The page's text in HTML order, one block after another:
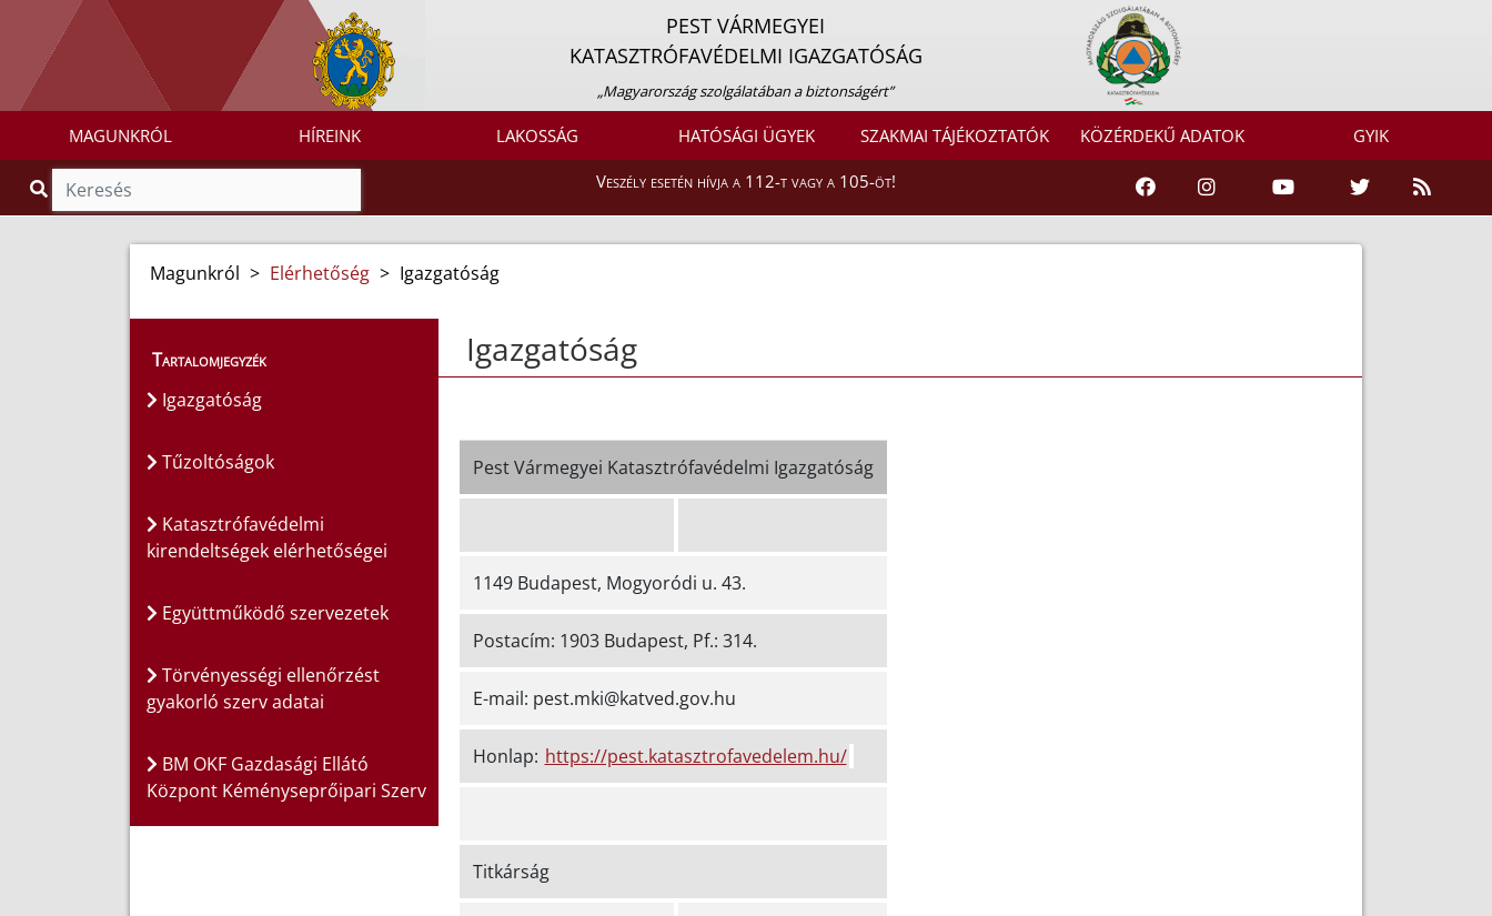
PEST VÁRMEGYEI
KATASZTRÓFAVÉDELMI IGAZGATÓSÁG
„Magyarország szolgálatában a biztonságért”
MAGUNKRÓL HÍREINK LAKOSSÁG HATÓSÁGI ÜGYEK SZAKMAI TÁJÉKOZTATÓK KÖZÉRDEKŰ ADATOK GYIK
Veszély esetén hívja a 112-t vagy a 105-öt!
Magunkról > Elérhetőség > Igazgatóság
Tartalomjegyzék
Igazgatóság
Tűzoltóságok
Katasztrófavédelmi
kirendeltségek elérhetőségei
Együttműködő szervezetek
Törvényességi ellenőrzést
gyakorló szerv adatai
BM OKF Gazdasági Ellátó
Központ Kéményseprőipari Szerv
Igazgatóság
Pest Vármegyei Katasztrófavédelmi Igazgatóság
1149 Budapest, Mogyoródi u. 43.
Postacím: 1903 Budapest, Pf.: 314.
E-mail: pest.mki@katved.gov.hu
Honlap: https://pest.katasztrofavedelem.hu/
Titkárság